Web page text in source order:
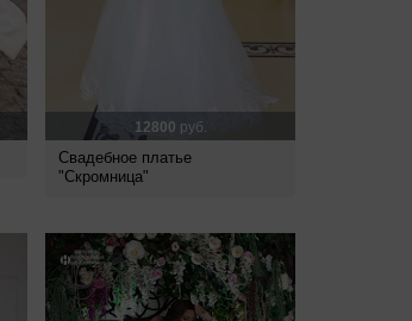
12800 руб.
Свадебное платье
"Скромница"